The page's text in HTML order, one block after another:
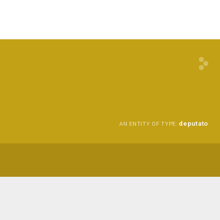
AN ENTITY OF TYPE: deputato